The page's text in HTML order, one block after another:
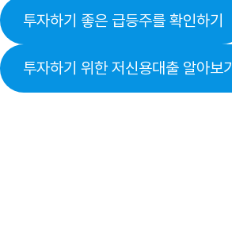
투자하기 좋은 급등주를 확인하기
투자하기 위한 저신용대출 알아보기